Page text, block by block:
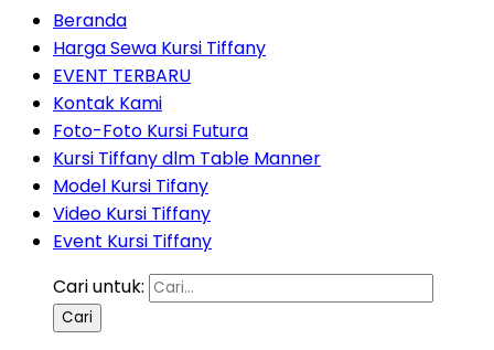
Beranda
Harga Sewa Kursi Tiffany
EVENT TERBARU
Kontak Kami
Foto-Foto Kursi Futura
Kursi Tiffany dlm Table Manner
Model Kursi Tifany
Video Kursi Tiffany
Event Kursi Tiffany
Cari untuk: